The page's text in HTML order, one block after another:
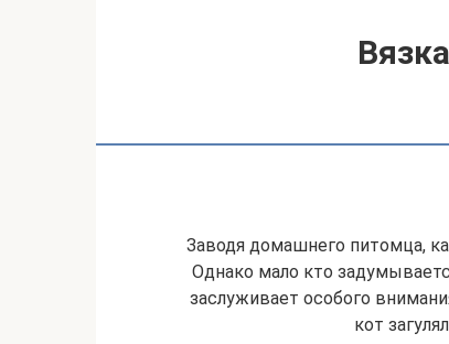
Заводя домашнего питомца,
Однако мало кто
заслуживает особого
кот